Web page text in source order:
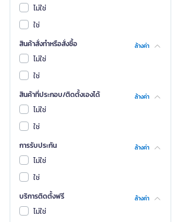
เอ็นเคเค
แอลเอ็มเอช
ARISTON
Energizer
Gemei
NO BRAND
PUMA
REMINGTON
SHARP
SURGE GUARD
YOUMI
ฮุนได
เอทเซล
ไม่ใช่
ใช่
สินค้าสั่งทำหรือสั่งซื้อ
ล้างค่า
ไม่ใช่
ใช่
สินค้าที่ประกอบ/ติดตั้งเองได้
ล้างค่า
ไม่ใช่
ใช่
การรับประกัน
ล้างค่า
ไม่ใช่
ใช่
บริการติดตั้งฟรี
ล้างค่า
ไม่ใช่